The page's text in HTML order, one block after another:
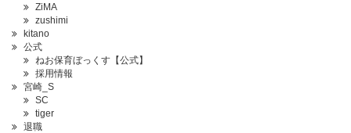
ZiMA
zushimi
kitano
公式
ねお保育ぼっくす【公式】
採用情報
宮崎_S
SC
tiger
退職